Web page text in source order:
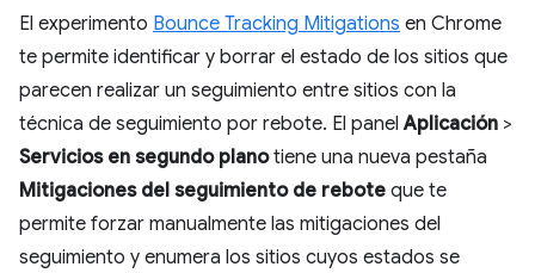
El experimento Bounce Tracking Mitigations en Chrome
te permite identificar y borrar el estado de los sitios que
parecen realizar un seguimiento entre sitios con la
técnica de seguimiento por rebote. El panelAplicación >
Servicios en segundo planotiene una nueva pestaña
Mitigaciones del seguimiento de rebote que te
permite forzar manualmente las mitigaciones del
seguimiento y enumera los sitios cuyos estados se